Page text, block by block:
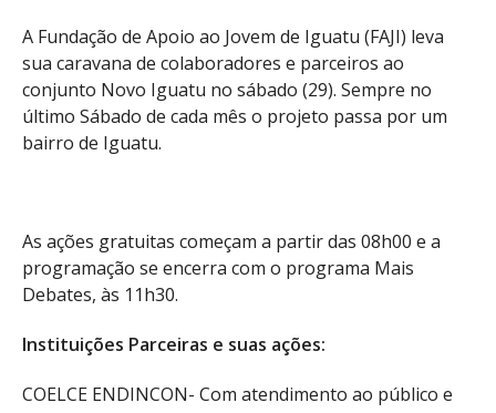
A Fundação de Apoio ao Jovem de Iguatu (FAJI) leva
sua caravana de colaboradores e parceiros ao
conjunto Novo Iguatu no sábado (29). Sempre no
último Sábado de cada mês o projeto passa por um
bairro de Iguatu.
As ações gratuitas começam a partir das 08h00 e a
programação se encerra com o programa Mais
Debates, às 11h30.
Instituições Parceiras e suas ações:
COELCE ENDINCON- Com atendimento ao público e